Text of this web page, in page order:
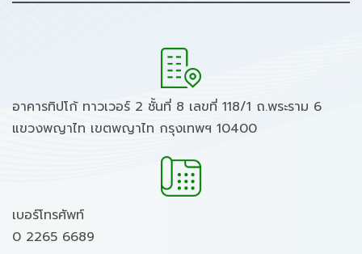
อาคารทิปโก้ ทาวเวอร์ 2 ชั้นที่ 8 เลขที่ 118/1 ถ.พระราม 6
แขวงพญาไท เขตพญาไท กรุงเทพฯ 10400
เบอร์โทรศัพท์
0 2265 6689